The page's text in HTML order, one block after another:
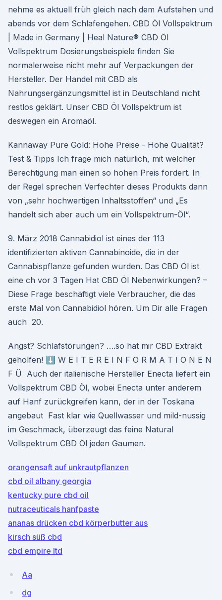
nehme es aktuell früh gleich nach dem Aufstehen und
abends vor dem Schlafengehen. CBD Öl Vollspektrum
| Made in Germany | Heal Nature® CBD Öl
Vollspektrum Dosierungsbeispiele finden Sie
normalerweise nicht mehr auf Verpackungen der
Hersteller. Der Handel mit CBD als
Nahrungsergänzungsmittel ist in Deutschland nicht
restlos geklärt. Unser CBD Öl Vollspektrum ist
deswegen ein Aromaöl.
Kannaway Pure Gold: Hohe Preise - Hohe Qualität?
Test & Tipps Ich frage mich natürlich, mit welcher
Berechtigung man einen so hohen Preis fordert. In
der Regel sprechen Verfechter dieses Produkts dann
von „sehr hochwertigen Inhaltsstoffen“ und „Es
handelt sich aber auch um ein Vollspektrum-Öl“.
9. März 2018 Cannabidiol ist eines der 113
identifizierten aktiven Cannabinoide, die in der
Cannabispflanze gefunden wurden. Das CBD Öl ist
eine ch vor 3 Tagen Hat CBD Öl Nebenwirkungen? –
Diese Frage beschäftigt viele Verbraucher, die das
erste Mal von Cannabidiol hören. Um Dir alle Fragen
auch 20.
Angst? Schlafstörungen? ….so hat mir CBD Extrakt
geholfen! ⬇️ W E I T E R E I N F O R M A T I O N E N
F Ü Auch der italienische Hersteller Enecta liefert ein
Vollspektrum CBD Öl, wobei Enecta unter anderem
auf Hanf zurückgreifen kann, der in der Toskana
angebaut Fast klar wie Quellwasser und mild-nussig
im Geschmack, überzeugt das feine Natural
Vollspektrum CBD Öl jeden Gaumen.
orangensaft auf unkrautpflanzen
cbd oil albany georgia
kentucky pure cbd oil
nutraceuticals hanfpaste
ananas drücken cbd körperbutter aus
kirsch süß cbd
cbd empire ltd
Aa
dg